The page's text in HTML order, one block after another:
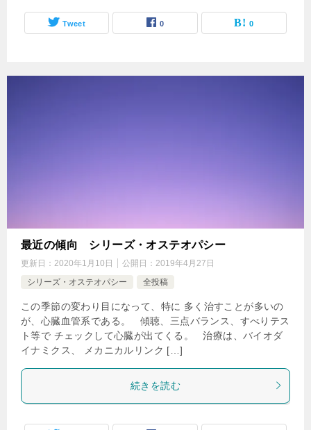
Tweet 0 0
最近の傾向 シリーズ・オステオパシー
更新日： 2020年1月10日 公開日： 2019年4月27日
シリーズ・オステオパシー
全投稿
この季節の変わり目になって、特に 多く治すことが多いの
が、心臓血管系である。 傾聴、三点バランス、すべりテス
ト等で チェックして心臓が出てくる。 治療は、バイオダ
イナミクス、 メカニカルリンク […]
続きを読む